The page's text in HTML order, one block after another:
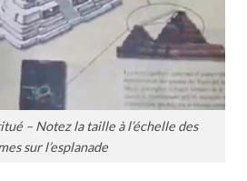
– Notez la taille à l’échelle des
sur l’esplanade